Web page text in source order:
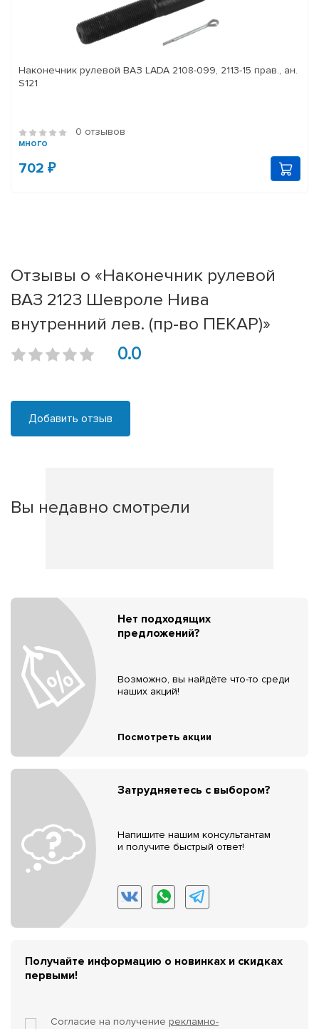
Наконечник рулевой ВАЗ LADA 2108-099, 2113-15 прав., ан.
S121
0 отзывов
много
702 ₽
Отзывы о «Наконечник рулевой
ВАЗ 2123 Шевроле Нива
внутренний лев. (пр-во ПЕКАР)»
0.0
Добавить отзыв
Вы недавно смотрели
Нет подходящих
предложений?
Возможно, вы найдёте что-то среди
наших акций!
Посмотреть акции
Затрудняетесь с выбором?
Напишите нашим консультантам
и получите быстрый ответ!
Получайте информацию о новинках и скидках
первыми!
Согласие на получение рекламно-